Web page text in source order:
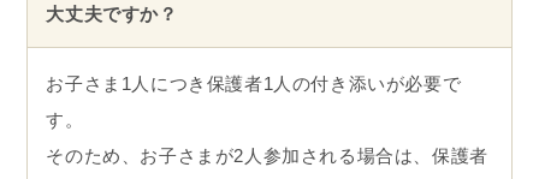
大丈夫ですか？
お子さま1人につき保護者1人の付き添いが必要で
す。
そのため、お子さまが2人参加される場合は、保護者